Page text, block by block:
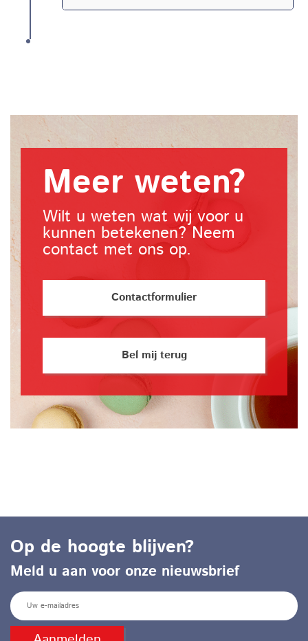
Meer weten?
Wilt u weten wat wij voor u
kunnen betekenen? Neem
contact met ons op.
Contactformulier
Bel mij terug
Op de hoogte blijven?
Meld u aan voor onze nieuwsbrief